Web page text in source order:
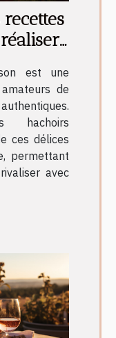
est une
de
hachoirs
ces délices
permettant
avec